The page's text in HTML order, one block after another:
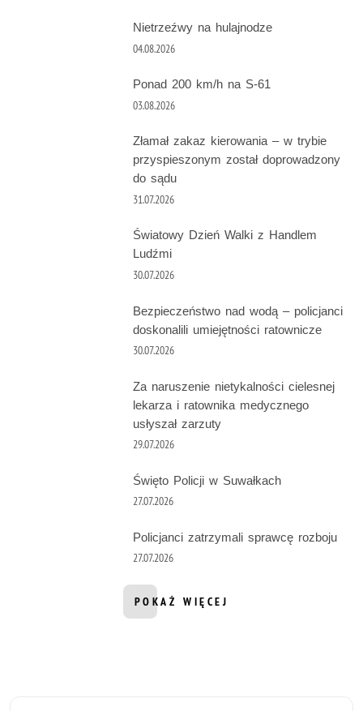
Nietrzeźwy na hulajnodze
04.08.2026
Ponad 200 km/h na S-61
03.08.2026
Złamał zakaz kierowania – w trybie
przyspieszonym został doprowadzony
do sądu
31.07.2026
Światowy Dzień Walki z Handlem
Ludźmi
30.07.2026
Bezpieczeństwo nad wodą – policjanci
doskonalili umiejętności ratownicze
30.07.2026
Za naruszenie nietykalności cielesnej
lekarza i ratownika medycznego
usłyszał zarzuty
29.07.2026
Święto Policji w Suwałkach
27.07.2026
Policjanci zatrzymali sprawcę rozboju
27.07.2026
POKAŻ WIĘCEJ
INFORMACJI Z DZIAŁU